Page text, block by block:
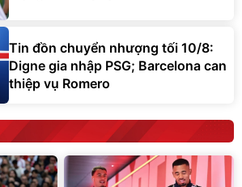
Tin đồn chuyển nhượng tối 10/8:
Digne gia nhập PSG; Barcelona can
thiệp vụ Romero